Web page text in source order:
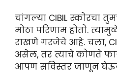
चांगल्या CIBIL स्कोरचा
मोठा परिणाम होतो.
राखणे गरजेचे आहे. चला,
असेल, तर त्याचे कोणते
आपण सविस्तर जाणून